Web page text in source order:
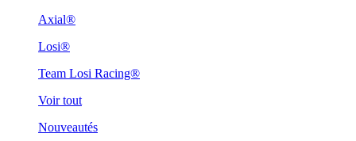
Axial®
Losi®
Team Losi Racing®
Voir tout
Nouveautés